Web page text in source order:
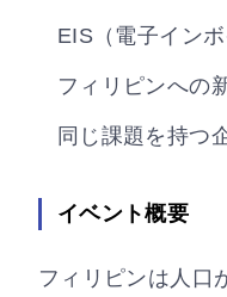
EIS（電子イン
フィリピンへの
同じ課題を持つ
イベント概要
フィリピンは人口